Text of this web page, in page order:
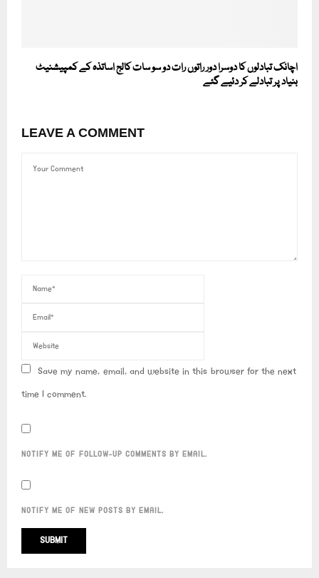
اچانک تبادلوں کا دوسرا دور راتوں رات دو سو سات کالج اساتذہ کے کمپیشنیٹ
بنیاد پر تبادلے کر دئیے گئے
LEAVE A COMMENT
Save my name, email, and website in this browser for the next
time I comment.
NOTIFY ME OF FOLLOW-UP COMMENTS BY EMAIL.
NOTIFY ME OF NEW POSTS BY EMAIL.